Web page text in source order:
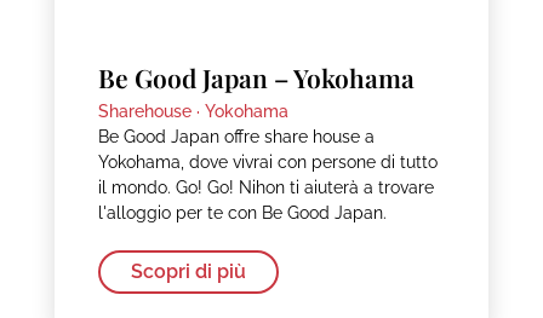
Be Good Japan – Yokohama
Sharehouse · Yokohama
Be Good Japan offre share house a
Yokohama, dove vivrai con persone di tutto
il mondo. Go! Go! Nihon ti aiuterà a trovare
l'alloggio per te con Be Good Japan.
Scopri di più